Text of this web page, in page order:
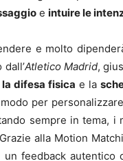
e intuire le
e molto
Atletico Madrid,
difesa fisica e la
per
sempre in tema,
alla Motion
feedback autentico